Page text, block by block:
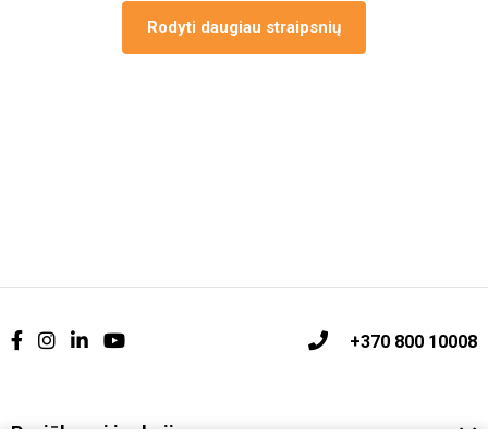
Rodyti daugiau straipsnių
+370 800 10008